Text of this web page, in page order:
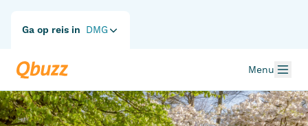
Ga op reis in DMG
Menu